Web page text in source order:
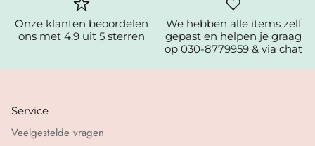
Onze klanten beoordelen
ons met 4.9 uit 5 sterren
We hebben alle items zelf
gepast en helpen je graag
op 030-8779959 & via chat
Service
Veelgestelde vragen